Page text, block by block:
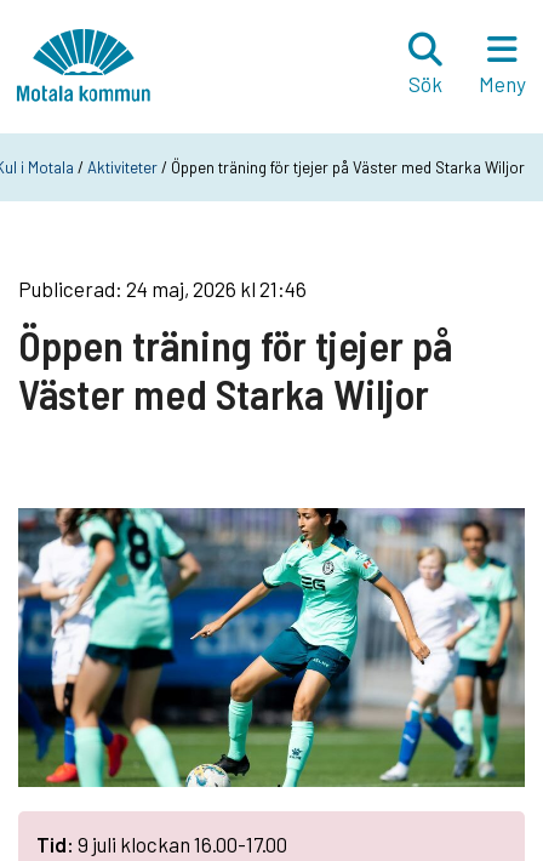
Sök
Meny
i Motala /Aktiviteter/ Öppen träning för tjejer på Väster med Starka Wiljor
Publicerad: 24 maj, 2026 kl 21:46
Öppen träning för tjejer på
Väster med Starka Wiljor
Tid: 9 juli klockan 16.00-17.00